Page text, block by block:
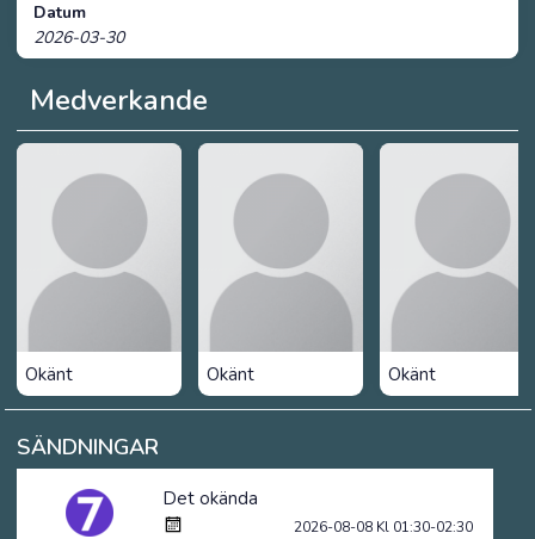
Medverkande
Okänt Okänt Okänt
Datum
2026-03-30
SÄNDNINGAR
Det okända
2026-08-08 Kl 01:30-02:30